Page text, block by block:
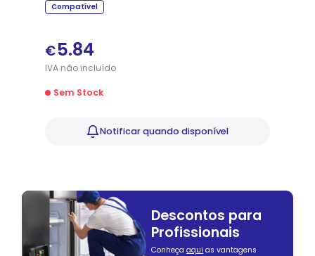
Compatível
€5.84
IVAnãoincluído
Sem Stock
Notificarquando disponível
Descontos para
Profissionais
Conheça aqui as vantagens